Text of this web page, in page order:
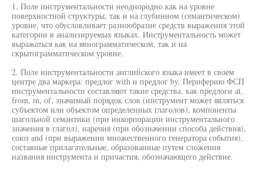
1. Поле инструментальности неоднородно как на уровне
поверхностной структуры, так и на глубинном (семантическом)
уровне, что обусловливает разнообразие средств выражения этой
категории в анализируемых языках. Инструментальность может
выражаться как на явнограмматическом, так и на
скрытограмматическом уровне.
2. Поле инструментальности английского языка имеет в своем
центре два маркера: предлог with и предлог by. Периферию ФСП
инструментальности составляют такие средства, как предлоги at,
from, in, of, значимый порядок слов (инструмент может являться
субъектом или объектом определенных глаголов), компоненты
шагольной семантики (при инкорпорации инструментального
значения в глагол), наречия (при обозначении способа действия),
союз and (при выражении множественного генератора события),
составные прилагательные, образованные путем сложения
названия инструмента и причастия, обозначающего действие.